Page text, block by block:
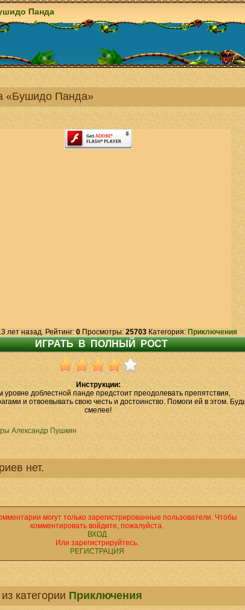
Панда
«Бушидо Панда»
лет назад. Рейтинг: 0 Просмотры: 25703 Категория: Приключения
Инструкции:
уровне доблестной панде предстоит преодолевать препятствия,
и отвоевывать свою честь и достоинство. Помоги ей в этом.
смелее!
Александр Пушкин
нет.
могут только зарегистрированные пользователи. Чтобы
комментировать войдите, пожалуйста.
ВХОД
Или зарегистрируйтесь.
РЕГИСТРАЦИЯ
категории Приключения